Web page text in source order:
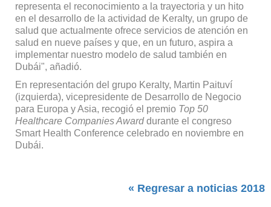
representa el reconocimiento a la trayectoria y un hito
en el desarrollo de la actividad de Keralty, un grupo de
salud que actualmente ofrece servicios de atención en
salud en nueve países y que, en un futuro, aspira a
implementar nuestro modelo de salud también en
Dubái", añadió.
En representación del grupo Keralty, Martin Paituví
(izquierda), vicepresidente de Desarrollo de Negocio
para Europa y Asia, recogió el premio Top 50
Healthcare Companies Awarddurante el congreso
Smart Health Conference celebrado en noviembre en
Dubái.
« Regresar a noticias 2018